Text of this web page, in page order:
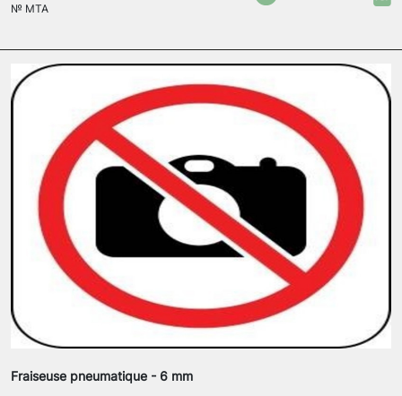
№ MTA
Fraiseuse pneumatique - 6 mm